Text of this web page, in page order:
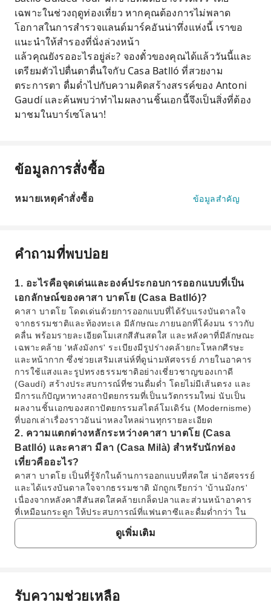
เฉพาะในช่วงฤดูท่องเที่ยว หากคุณต้องการไม่พลาด
โอกาสในการสำรวจแลนด์มาร์คอันน่าทึ่งแห่งนี้ เราขอ
แนะนำให้สำรองที่นั่งล่วงหน้า
แล้วคุณยังรออะไรอยู่ล่ะ? จองตั๋วของคุณได้แล้ววันนี้และ
เตรียมตัวไปตื่นตาตื่นใจกับ Casa Batlló ที่สวยงาม
ตระการตา ดื่มด่ำไปกับความคิดสร้างสรรค์ของ Antoni
Gaudí และค้นพบว่าทำไมผลงานชิ้นเอกนี้จึงเป็นสิ่งที่ต้อง
มาชมในบาร์เซโลนา!
ข้อมูลการสั่งซื้อ
หมายเหตุคำสั่งซื้อ ข้อมูลสำคัญ
คำถามที่พบบ่อย
1. อะไรคือจุดเด่นและองค์ประกอบการออกแบบที่เป็น
เอกลักษณ์ของคาสา บาตโย (Casa Batlló)?
คาสา บาตโย โดดเด่นด้วยการออกแบบที่ได้รับแรงบันดาลใจ
จากธรรมชาติและท้องทะเล มีลักษณะภายนอกที่โค้งมน ราวกับ
คลื่น พร้อมรายละเอียดโมเสกสีสันสดใส และหลังคาที่มีลักษณะ
เฉพาะคล้าย 'หลังมังกร' ระเบียงมีรูปร่างคล้ายกะโหลกศีรษะ
และหน้ากาก ซึ่งช่วยเสริมเสน่ห์ที่ดูน่ามหัศจรรย์ ภายในอาคาร
การใช้แสงและรูปทรงธรรมชาติอย่างเชี่ยวชาญของเกาดี
(Gaudí) สร้างประสบการณ์ที่ชวนดื่มด่ำ โดยไม่มีเส้นตรง และ
มีการแก้ปัญหาทางสถาปัตยกรรมที่เป็นนวัตกรรมใหม่ นับเป็น
ผลงานชิ้นเอกของสถาปัตยกรรมสไตล์โมเดิร์น (Modernisme)
ที่บอกเล่าเรื่องราวอันน่าหลงใหลผ่านทุกรายละเอียด
2. ความแตกต่างหลักระหว่างคาสา บาตโย (Casa
Batlló) และคาสา มีลา (Casa Milà) สำหรับนักท่อง
เที่ยวคืออะไร?
คาสา บาตโย เป็นที่รู้จักในด้านการออกแบบที่สดใส น่าอัศจรรย์
และได้แรงบันดาลใจจากธรรมชาติ มักถูกเรียกว่า 'บ้านมังกร'
เนื่องจากหลังคาสีสันสดใสคล้ายเกล็ดปลาและส่วนหน้าอาคาร
ที่เหมือนกระดูก ให้ประสบการณ์ที่แฟนตาซีและดื่มด่ำกว่า ใน
ขณะที่ คาสา มีลา หรือที่รู้จักในชื่อ ลา เปดเรรา (La Pedrera)
มีความโดดเด่นด้วยส่วนหน้าอาคารที่ก่อด้วยหินขัดหยาบ และ
เส้นสายที่ดูแข็งแกร่งแต่ก็โค้งมนไม่ต่างกัน ราวกับเหมืองหินที่
3. ฉันจะซื้อตั๋วเข้าชมคาสา บาตโย (Casa Batlló) ได้
ดูเพิ่มเติม
รับความช่วยเหลือ